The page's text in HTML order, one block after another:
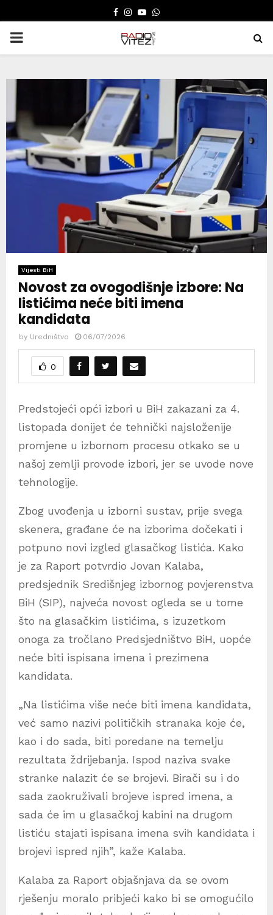
FACEBOOK
INSTAGRAM
YOUTUBE
WHATSAPP
PRIMARY
Vijesti BiH
Novost za ovogodišnje izbore: Na
listićima neće biti imena
kandidata
by Uredništvo 06/07/2026
0
Predstojeći opći izbori u BiH zakazani za 4.
listopada donijet će tehnički najsloženije
promjene u izbornom procesu otkako se u
našoj zemlji provode izbori, jer se uvode nove
tehnologije.
Zbog uvođenja u izborni sustav, prije svega
skenera, građane će na izborima dočekati i
potpuno novi izgled glasačkog listića. Kako
je za Raport potvrdio Jovan Kalaba,
predsjednik Središnjeg izbornog povjerenstva
BiH (SIP), najveća novost ogleda se u tome
što na glasačkim listićima, s izuzetkom
onoga za tročlano Predsjedništvo BiH, uopće
neće biti ispisana imena i prezimena
kandidata.
„Na listićima više neće biti imena kandidata,
već samo nazivi političkih stranaka koje će,
kao i do sada, biti poredane na temelju
rezultata ždrijebanja. Ispod naziva svake
stranke nalazit će se brojevi. Birači su i do
sada zaokruživali brojeve ispred imena, a
sada će im u glasačkoj kabini na drugom
listiću stajati ispisana imena svih kandidata i
brojevi ispred njih”, kaže Kalaba.
Kalaba za Raport objašnjava da se ovom
rješenju moralo pribjeći kako bi se omogućilo